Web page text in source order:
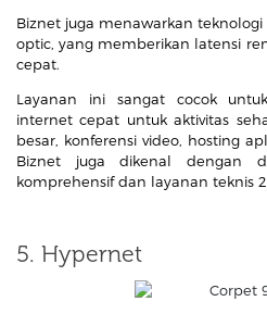
Biznet juga menawarkan
optic, yang memberikan latensi
cepat.
Layanan ini sangat cocok
internet cepat untuk aktivitas
besar, konferensi video, hosting
Biznet juga dikenal dengan
komprehensif dan layanan teknis
5. Hypernet